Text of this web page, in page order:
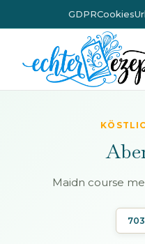
GDPRCookies
Maidn course